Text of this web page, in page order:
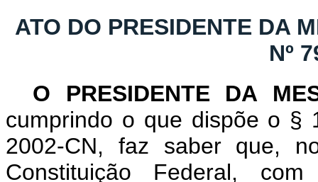
ATO DO PRESIDENTE DA
Nº
O PRESIDENTE DA
cumprindo o que dispõe o §
2002-CN, faz saber que,
Constituição Federal,